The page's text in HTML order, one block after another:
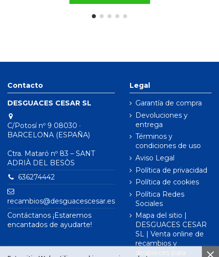
Contacto
DESGUACES CESAR SL
C/Potosí nº 9 08030 ·
BARCELONA (ESPAÑA)
Ctra. Mataró nº 83 – SANT
ADRIÀ DEL BESÒS
636274442
recambios@desguacescesar.es
Contáctanos ¡Estaremos
encantados de ayudarte!
Legal
Garantía de compra
Devoluciones y
entrega
Términos y
condiciones de uso
Aviso Legal
Política de privacidad
Política de cookies
Política Redes
Sociales
Mapa del sitio |
DESGUACES CESAR
SL | Venta online de
recambios y
despieces para